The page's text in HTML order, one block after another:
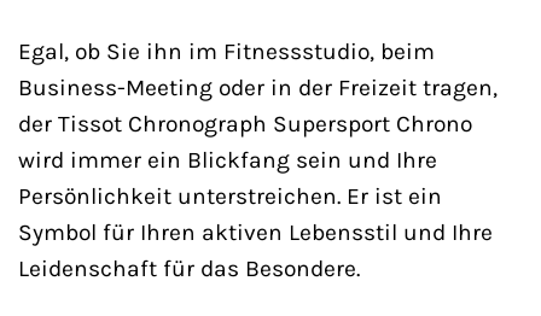
Egal, ob Sie ihn im Fitnessstudio, beim
Business-Meeting oder in der Freizeit tragen,
der Tissot Chronograph Supersport Chrono
wird immer ein Blickfang sein und Ihre
Persönlichkeit unterstreichen. Er ist ein
Symbol für Ihren aktiven Lebensstil und Ihre
Leidenschaft für das Besondere.